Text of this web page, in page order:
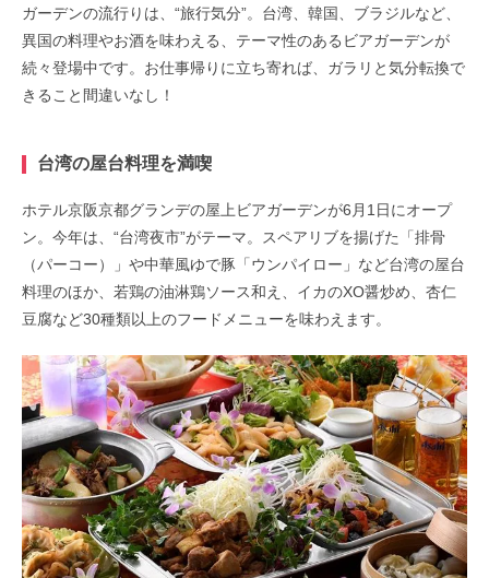
ガーデンの流行りは、“旅行気分”。台湾、韓国、ブラジルなど、
異国の料理やお酒を味わえる、テーマ性のあるビアガーデンが
続々登場中です。お仕事帰りに立ち寄れば、ガラリと気分転換で
きること間違いなし！
台湾の屋台料理を満喫
ホテル京阪京都グランデの屋上ビアガーデンが6月1日にオープ
ン。今年は、“台湾夜市”がテーマ。スペアリブを揚げた「排骨
（パーコー）」や中華風ゆで豚「ウンパイロー」など台湾の屋台
料理のほか、若鶏の油淋鶏ソース和え、イカのXO醤炒め、杏仁
豆腐など30種類以上のフードメニューを味わえます。